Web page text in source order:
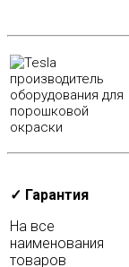
✓ Гарантия
На все
наименования
товаров